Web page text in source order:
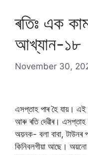
ৰতিঃ এক
আখ্যান-১৮
November 30,
এসপ্তাহ পাৰ হৈ যায়। এই
আৰু ৰতি দেৱীৰ। এসপ্তাহ
অয়নক- বলা বাবা,
কিনিবলগীয়া আছে।